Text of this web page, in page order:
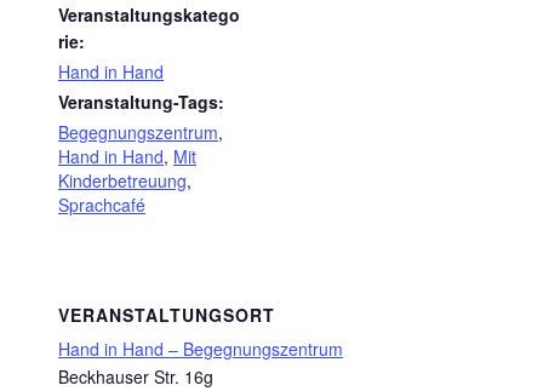
Veranstaltungskatego
rie:
Hand in Hand
Veranstaltung-Tags:
Begegnungszentrum,
Hand in Hand, Mit
Kinderbetreuung,
Sprachcafé
VERANSTALTUNGSORT
Hand in Hand – Begegnungszentrum
Beckhauser Str. 16g